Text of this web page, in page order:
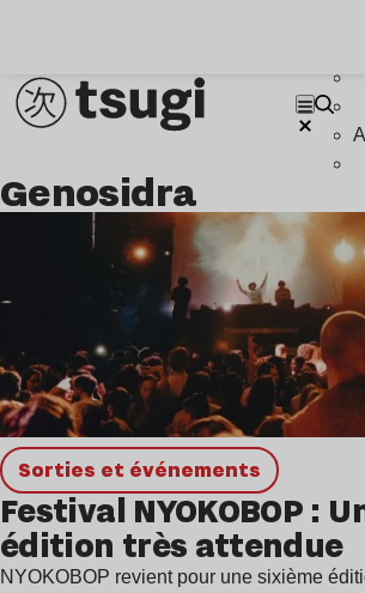
Global Club
Indie
Genosidra
Sorties et événements
Festival NYOKOBOP :
édition très attendue
NYOKOBOP revient pour une sixième